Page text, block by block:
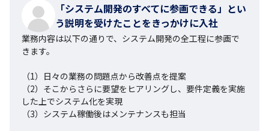
「システム開発のすべてに参画できる」とい
う説明を受けたことをきっかけに入社
業務内容は以下の通りで、システム開発の全工程に参画で
きます。
（1）日々の業務の問題点から改善点を提案
（2）そこからさらに要望をヒアリングし、要件定義を実施
した上でシステム化を実現
（3）システム稼働後はメンテナンスも担当